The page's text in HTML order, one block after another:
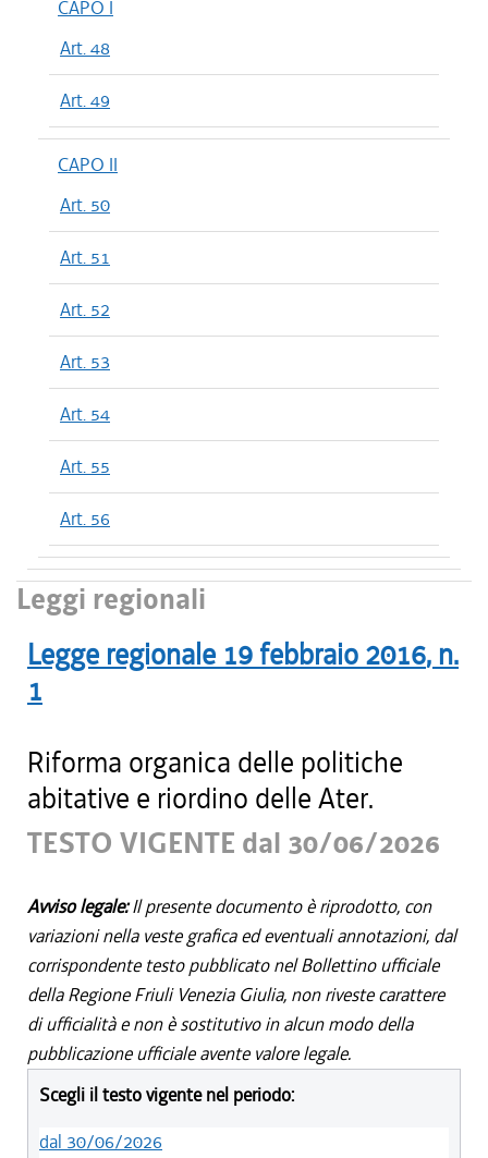
CAPO I
Art. 48
Art. 49
CAPO II
Art. 50
Art. 51
Art. 52
Art. 53
Art. 54
Art. 55
Art. 56
Leggi regionali
Legge regionale 19 febbraio 2016, n.
1
Riforma organica delle politiche
abitative e riordino delle Ater.
TESTO VIGENTE dal 30/06/2026
Avviso legale:Il presente documento è riprodotto, con
variazioni nella veste grafica ed eventuali annotazioni, dal
corrispondente testo pubblicato nel Bollettino ufficiale
della Regione Friuli Venezia Giulia, non riveste carattere
di ufficialità e non è sostitutivo in alcun modo della
pubblicazione ufficiale avente valore legale.
Scegli il testo vigente nel periodo:
dal 30/06/2026